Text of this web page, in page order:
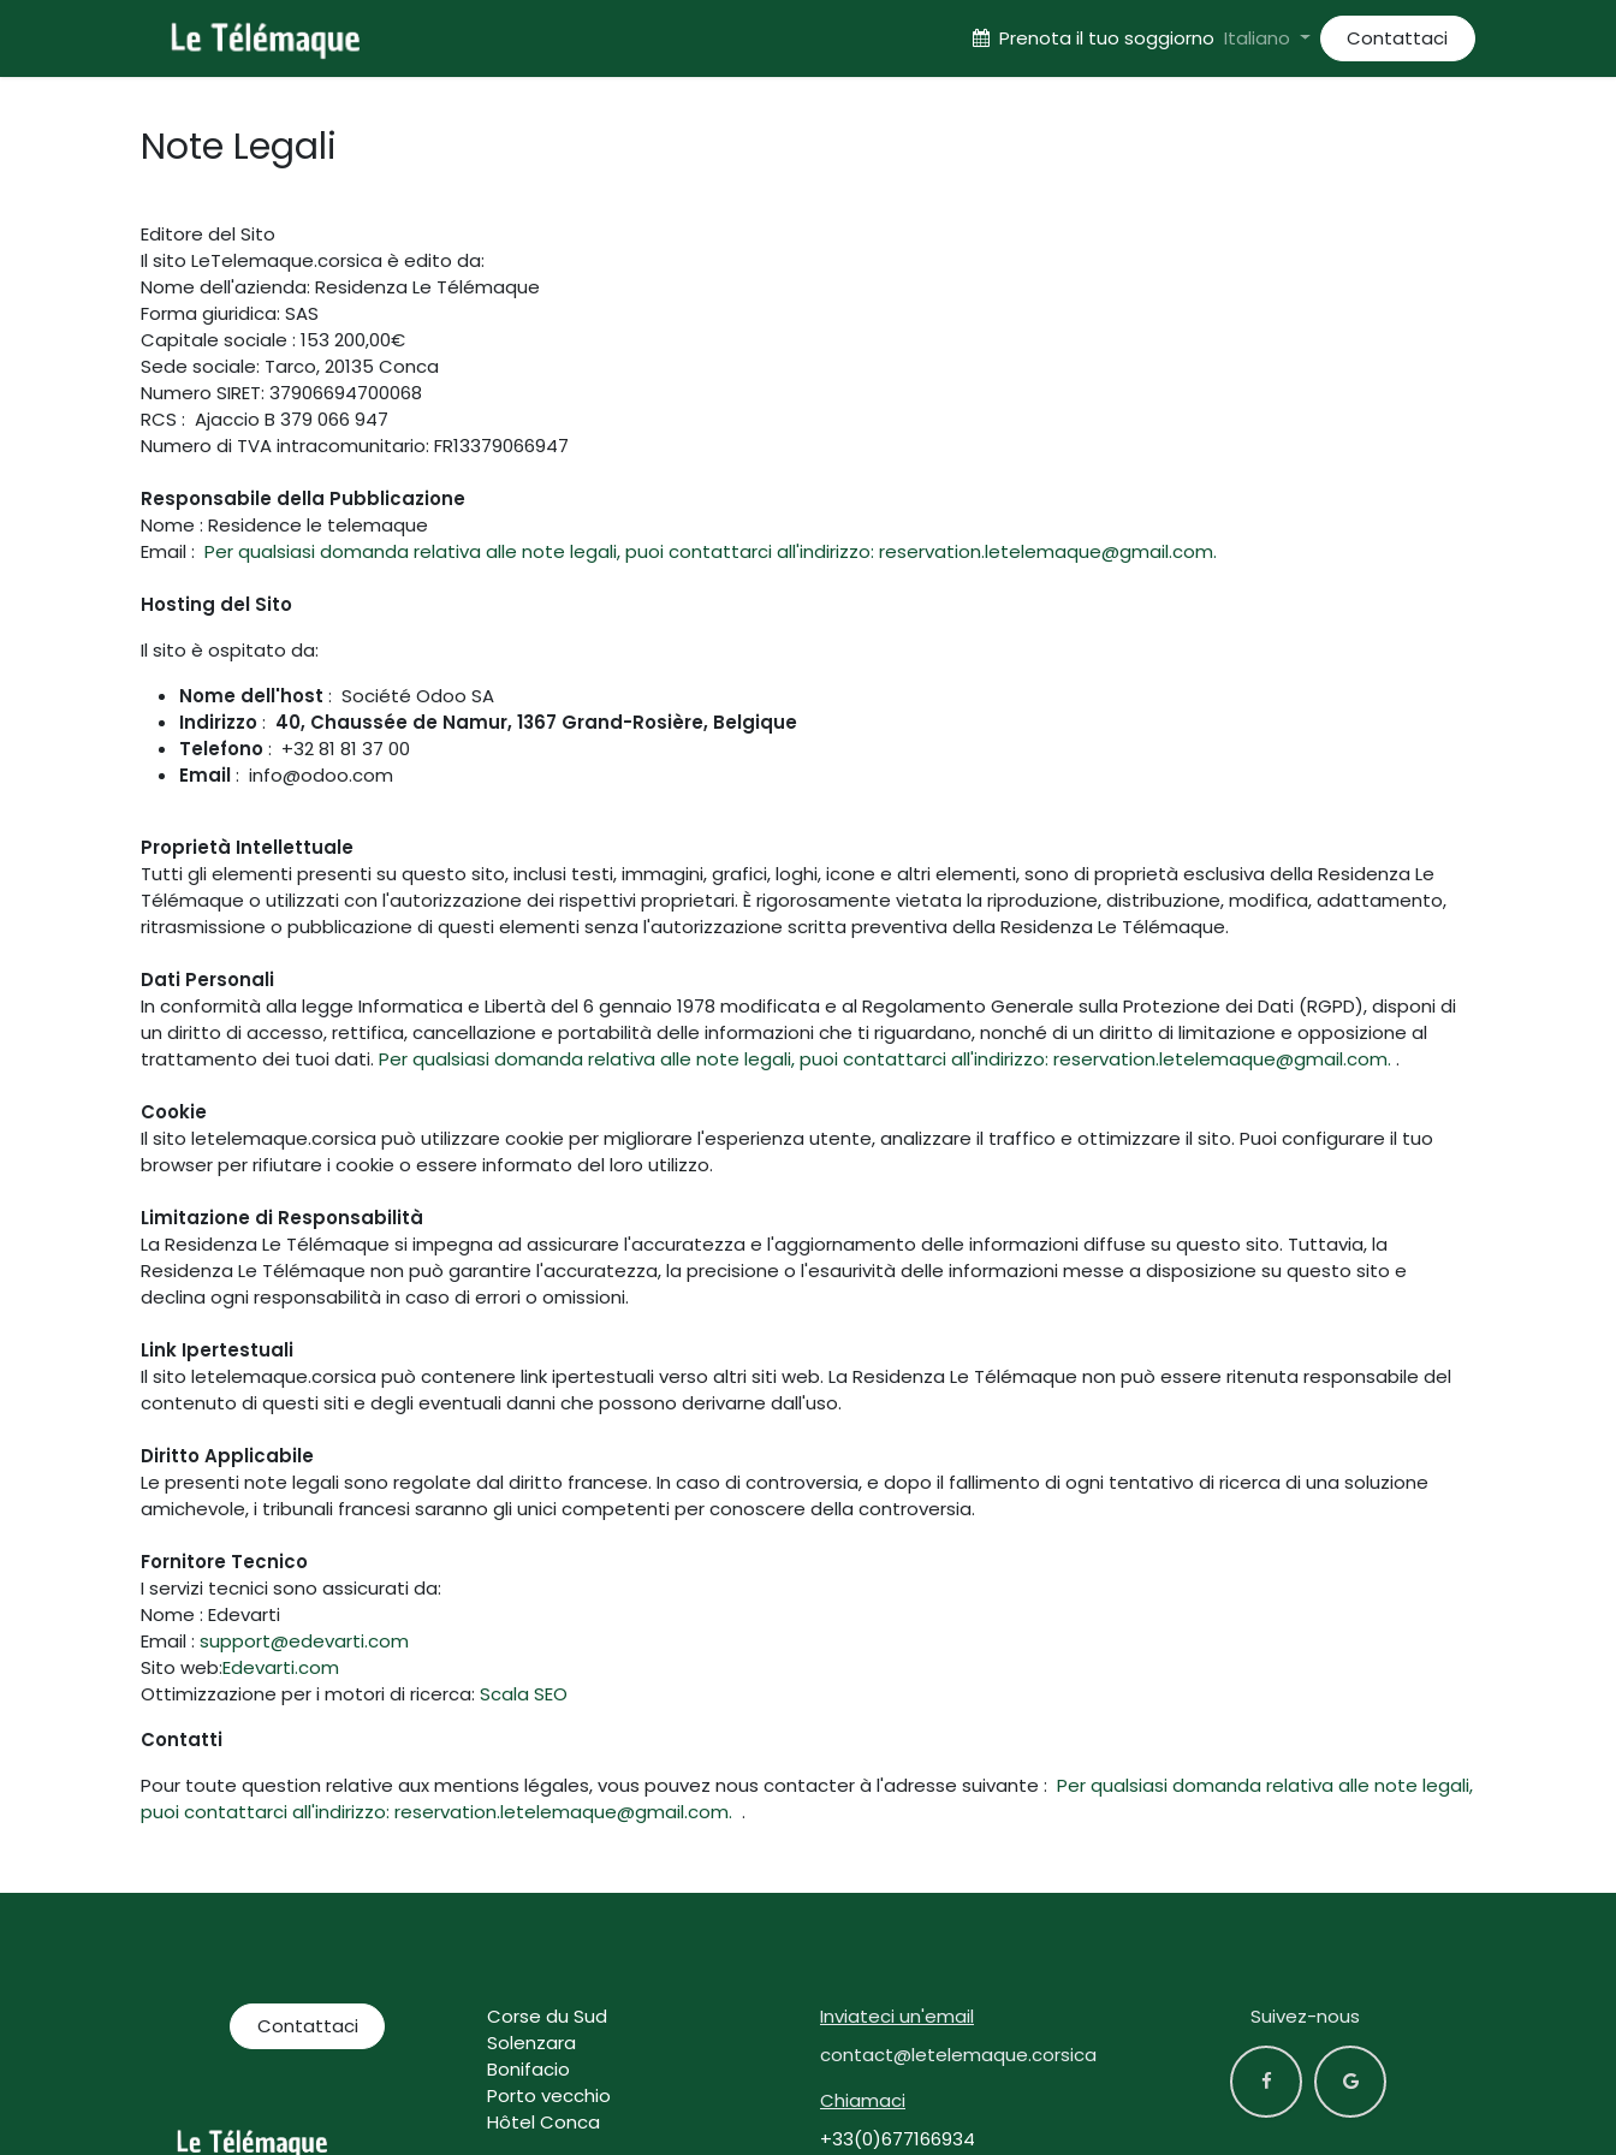
Prenota il tuo soggiorno Italiano Contattaci
Note Legali
Editore del Sito
Il sito LeTelemaque.corsica è edito da:
Nome dell'azienda: Residenza Le Télémaque
Forma giuridica: SAS
Capitale sociale : 153 200,00€
Sede sociale: Tarco, 20135 Conca
Numero SIRET: 37906694700068
RCS : Ajaccio B 379 066 947
Numero di TVA intracomunitario: FR13379066947
Responsabile della Pubblicazione
Nome : Residence le telemaque
Email : Per qualsiasi domanda relativa alle note legali, puoi contattarci all'indirizzo: reservation.letelemaque@gmail.com.
Hosting del Sito
Il sito è ospitato da:
Nome dell'host : Société Odoo SA
Indirizzo: 40, Chaussée de Namur, 1367 Grand-Rosière, Belgique
Telefono: +32 81 81 37 00
Email: info@odoo.com
Proprietà Intellettuale
Tutti gli elementi presenti su questo sito, inclusi testi, immagini, grafici, loghi, icone e altri elementi, sono di proprietà esclusiva della Residenza Le
Télémaque o utilizzati con l'autorizzazione dei rispettivi proprietari. È rigorosamente vietata la riproduzione, distribuzione, modifica, adattamento,
ritrasmissione o pubblicazione di questi elementi senza l'autorizzazione scritta preventiva della Residenza Le Télémaque.
Dati Personali
In conformità alla legge Informatica e Libertà del 6 gennaio 1978 modificata e al Regolamento Generale sulla Protezione dei Dati (RGPD), disponi di
un diritto di accesso, rettifica, cancellazione e portabilità delle informazioni che ti riguardano, nonché di un diritto di limitazione e opposizione al
trattamento dei tuoi dati. Per qualsiasi domanda relativa alle note legali, puoi contattarci all'indirizzo: reservation.letelemaque@gmail.com. .
Cookie
Il sito letelemaque.corsica può utilizzare cookie per migliorare l'esperienza utente, analizzare il traffico e ottimizzare il sito. Puoi configurare il tuo
browser per rifiutare i cookie o essere informato del loro utilizzo.
Limitazione di Responsabilità
La Residenza Le Télémaque si impegna ad assicurare l'accuratezza e l'aggiornamento delle informazioni diffuse su questo sito. Tuttavia, la
Residenza Le Télémaque non può garantire l'accuratezza, la precisione o l'esaurività delle informazioni messe a disposizione su questo sito e
declina ogni responsabilità in caso di errori o omissioni.
Link Ipertestuali
Il sito letelemaque.corsica può contenere link ipertestuali verso altri siti web. La Residenza Le Télémaque non può essere ritenuta responsabile del
contenuto di questi siti e degli eventuali danni che possono derivarne dall'uso.
Diritto Applicabile
Le presenti note legali sono regolate dal diritto francese. In caso di controversia, e dopo il fallimento di ogni tentativo di ricerca di una soluzione
amichevole, i tribunali francesi saranno gli unici competenti per conoscere della controversia.
Fornitore Tecnico
I servizi tecnici sono assicurati da:
Nome : Edevarti
Email : support@edevarti.com
Sito web:Edevarti.com
Ottimizzazione per i motori di ricerca: Scala SEO
Contatti
Pour toute question relative aux mentions légales, vous pouvez nous contacter à l'adresse suivante : Per qualsiasi domanda relativa alle note legali,
puoi contattarci all'indirizzo: reservation.letelemaque@gmail.com. .
Corse du Sud
Solenzara
Bonifacio
Porto vecchio
Hôtel Conca
Contattaci
Inviateci un'email
contact@letelemaque.corsica
Chiamaci
+33(0)677166934
Suivez-nous